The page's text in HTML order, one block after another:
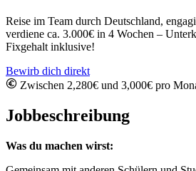
Reise im Team durch Deutschland,
verdiene ca. 3.000€ in 4 Wochen –
Fixgehalt inklusive!
Bewirb dich direkt
Zwischen 2,280€ und 3,000€ pro
Jobbeschreibung
Was du machen wirst: